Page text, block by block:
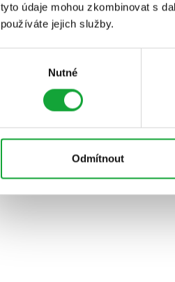
tyto údaje mohou zkombinovat s
používáte jejich služby.
Nutné
Odmítnout